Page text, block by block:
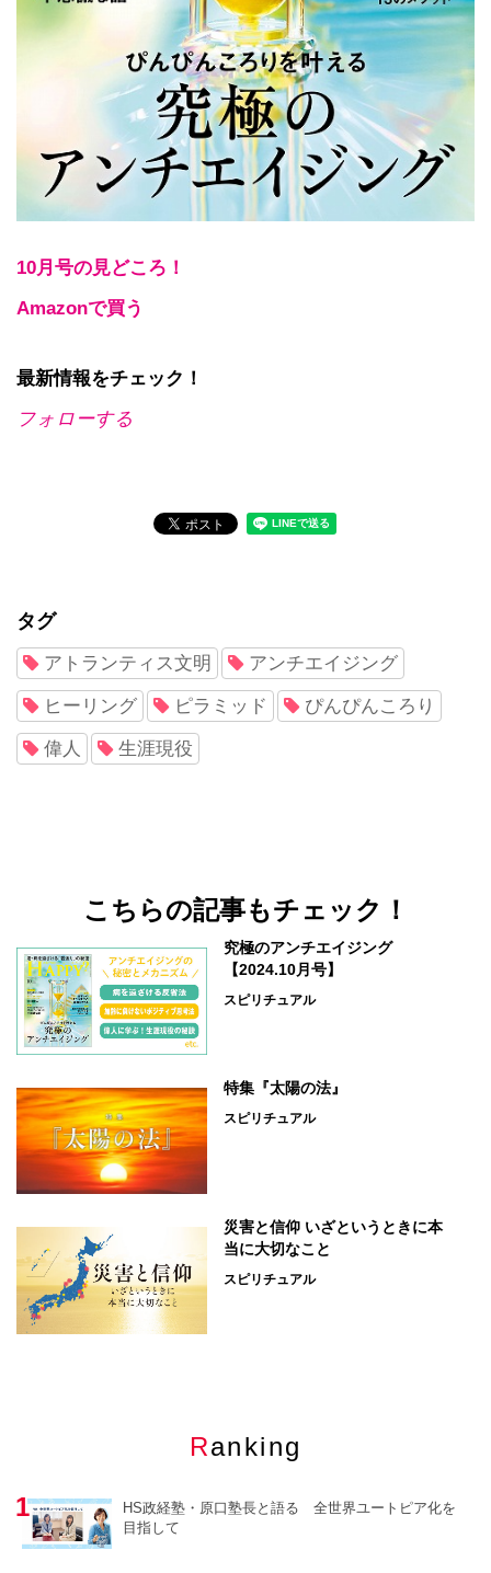
10月号の見どころ！
Amazonで買う
最新情報をチェック！
フォローする
タグ
アトランティス文明 アンチエイジング
ヒーリング ピラミッド ぴんぴんころり
偉人 生涯現役
こちらの記事もチェック！
究極のアンチエイジング
【2024.10月号】
スピリチュアル
特集『太陽の法』
スピリチュアル
災害と信仰 いざというときに本
当に大切なこと
スピリチュアル
Ranking
HS政経塾・原口塾長と語る 全世界ユートピア化を
目指して